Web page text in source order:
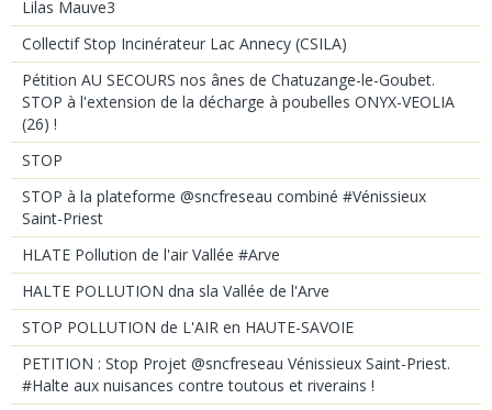
Lilas Mauve3
Collectif Stop Incinérateur Lac Annecy (CSILA)
Pétition AU SECOURS nos ânes de Chatuzange-le-Goubet.
STOP à l'extension de la décharge à poubelles ONYX-VEOLIA
(26) !
STOP
STOP à la plateforme @sncfreseau combiné #Vénissieux
Saint-Priest
HLATE Pollution de l'air Vallée #Arve
HALTE POLLUTION dna sla Vallée de l'Arve
STOP POLLUTION de L'AIR en HAUTE-SAVOIE
PETITION : Stop Projet @sncfreseau Vénissieux Saint-Priest.
#Halte aux nuisances contre toutous et riverains !